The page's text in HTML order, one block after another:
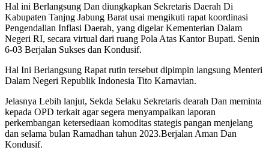
Hal ini Berlangsung Dan diungkapkan Sekretaris Daerah Di
Kabupaten Tanjng Jabung Barat usai mengikuti rapat koordinasi
Pengendalian Inflasi Daerah, yang digelar Kementerian Dalam
Negeri RI, secara virtual dari ruang Pola Atas Kantor Bupati. Senin
6-03 Berjalan Sukses dan Kondusif.
Hal Ini Berlangsung Rapat rutin tersebut dipimpin langsung Menteri
Dalam Negeri Republik Indonesia Tito Karnavian.
Jelasnya Lebih lanjut, Sekda Selaku Sekretaris dearah Dan meminta
kepada OPD terkait agar segera menyampaikan laporan
perkembangan ketersediaan komoditas stategis pangan menjelang
dan selama bulan Ramadhan tahun 2023.Berjalan Aman Dan
Kondusif.